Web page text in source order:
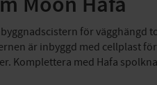
för vägghängd
är inbyggd med cellplast
Komplettera med Hafa